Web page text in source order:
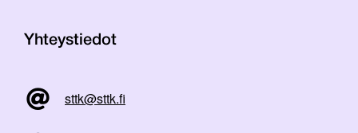
Yhteystiedot
sttk@sttk.fi